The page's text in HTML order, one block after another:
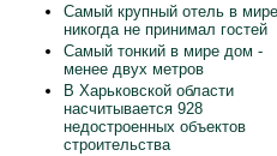
Самый крупный отель в мире
никогда не принимал гостей
Самый тонкий в мире дом -
менее двух метров
В Харьковской области
насчитывается 928
недостроенных объектов
строительства